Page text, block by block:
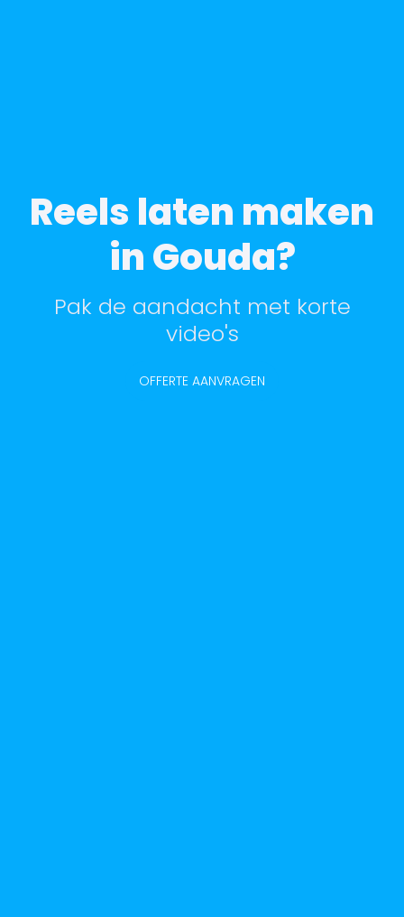
Reels laten maken
in Gouda?
Pak de aandacht met korte
video's
OFFERTE AANVRAGEN